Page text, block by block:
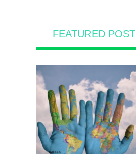
FEATURED POST